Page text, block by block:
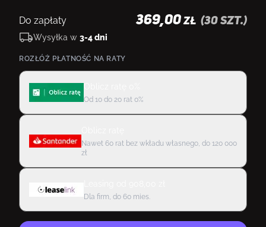
Do zapłaty 369,00 ZŁ (30 szt.)
Wysyłka w 3-4 dni
ROZŁÓŻ PŁATNOŚĆ NA RATY
Od 10 do 20 rat 0%
Nawet 60 rat bez wkładu własnego, do 120 000
zł
Dla firm, do 60 mies.